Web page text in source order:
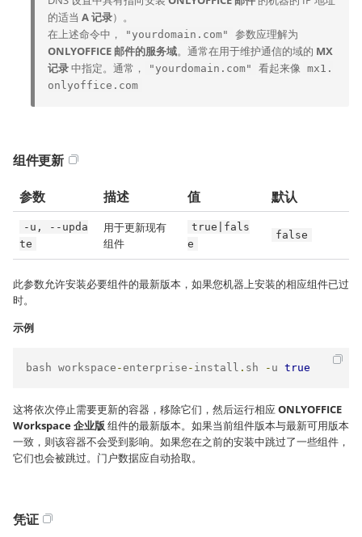
的适当 A 记录）。
在上述命令中，
"yourdomain.com"
参数应理解为
ONLYOFFICE 邮件的服务域。通常在用于维护通信的域的 MX
记录中指定。通常， "yourdomain.com" 看起来像 mx1.
onlyoffice.com
组件更新
参数 描述 值 默认
-u, --upda
te
用于更新现有
组件
true|fals
e
false
此参数允许安装必要组件的最新版本，如果您机器上安装的相应组件已过
时。
示例
bash workspace -enterprise - install . sh - u true
这将依次停止需要更新的容器，移除它们，然后运行相应ONLYOFFICE
Workspace 企业版 组件的最新版本。如果当前组件版本与最新可用版本
一致，则该容器不会受到影响。如果您在之前的安装中跳过了一些组件，
它们也会被跳过。门户数据应自动拾取。
凭证